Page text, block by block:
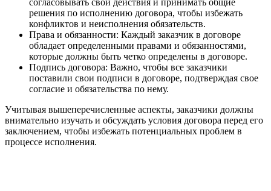
решения по исполнению договора, чтобы избежать
конфликтов и неисполнения обязательств.
Права и обязанности: Каждый заказчик в договоре
обладает определенными правами и обязанностями,
которые должны быть четко определены в договоре.
Подпись договора: Важно, чтобы все заказчики
поставили свои подписи в договоре, подтверждая свое
согласие и обязательства по нему.
Учитывая вышеперечисленные аспекты, заказчики должны
внимательно изучать и обсуждать условия договора перед его
заключением, чтобы избежать потенциальных проблем в
процессе исполнения.